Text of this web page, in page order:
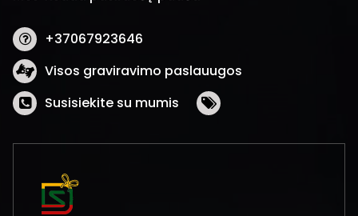
+37067923646
Visos graviravimo paslauugos
Susisiekite su mumis